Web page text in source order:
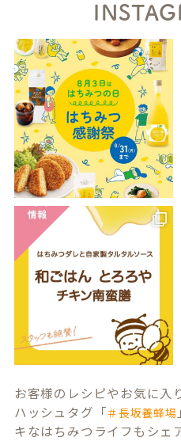
お客様のレシピやお気に入
ハッシュタグ「＃長坂養蜂場
キなはちみつライフもシェ